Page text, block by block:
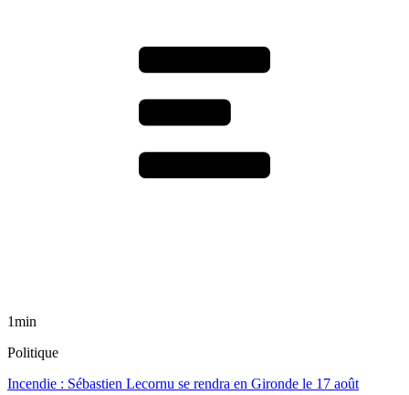
1min
Politique
Incendie : Sébastien Lecornu se rendra en Gironde le 17 août